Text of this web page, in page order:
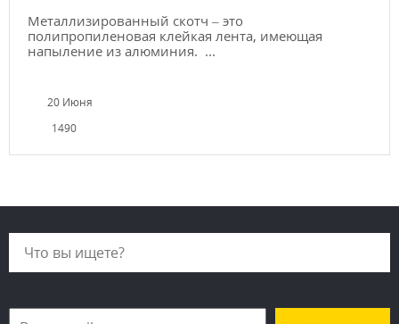
Металлизированный скотч – это
полипропиленовая клейкая лента, имеющая
напыление из алюминия. ...
20 Июня
1490